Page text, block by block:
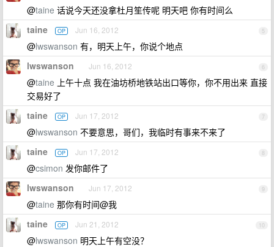
@taine 话说今天还没拿杜月笙传呢 明天吧 你有时间么
5
taine OP Jun 16, 2012
@lwswanson 有，明天上午，你说个地点
6
lwswanson Jun 16, 2012
@taine 上午十点 我在油坊桥地铁站出口等你，你不用出来 直接
交易好了
7
taine OP Jun 17, 2012
@lwswanson 不要意思，哥们，我临时有事来不来了
8
taine OP Jun 17, 2012
@csimon 发你邮件了
9
lwswanson Jun 17, 2012
@taine 那你有时间@我
10
taine OP Jun 21, 2012
@lwswanson 明天上午有空没？